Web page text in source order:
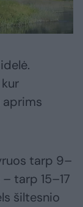
aprims
tarp 9–
tarp 15–17
šiltesnio